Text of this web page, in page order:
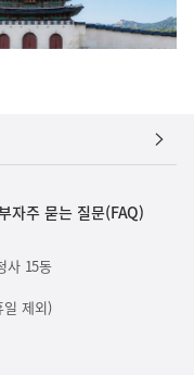
자주 묻는 질문(FAQ)
사 15동
제외)